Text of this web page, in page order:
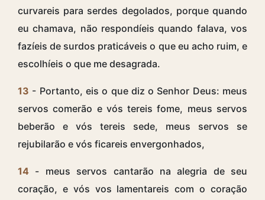
curvareis para serdes degolados, porque quando
eu chamava, não respondíeis quando falava, vos
fazíeis de surdos praticáveis o que eu acho ruim, e
escolhíeis o que me desagrada.
13 - Portanto, eis o que diz o Senhor Deus: meus
servos comerão e vós tereis fome, meus servos
beberão e vós tereis sede, meus servos se
rejubilarão e vós ficareis envergonhados,
14 - meus servos cantarão na alegria de seu
coração, e vós vos lamentareis com o coração